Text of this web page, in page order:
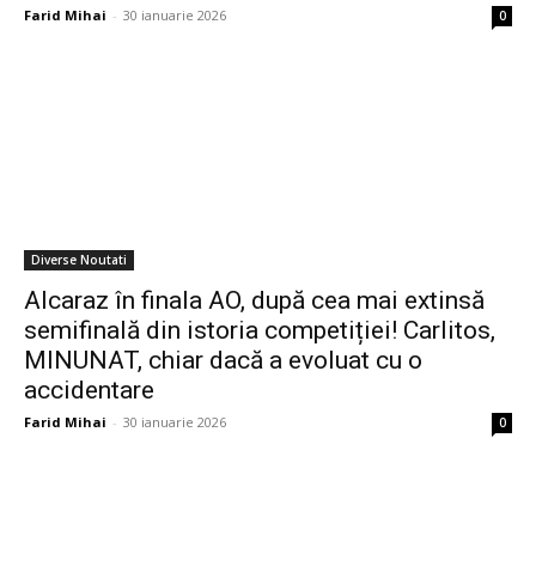
Farid Mihai - 30 ianuarie 2026 0
Diverse Noutati
Alcaraz în finala AO, după cea mai extinsă
semifinală din istoria competiției! Carlitos,
MINUNAT, chiar dacă a evoluat cu o
accidentare
Farid Mihai - 30 ianuarie 2026 0